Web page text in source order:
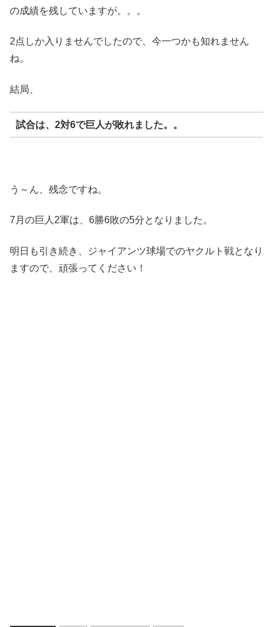
の成績を残していますが。。。
2点しか入りませんでしたので、今一つかも知れません
ね。
結局、
試合は、2対6で巨人が敗れました。。
う～ん、残念ですね。
7月の巨人2軍は、6勝6敗の5分となりました。
明日も引き続き、ジャイアンツ球場でのヤクルト戦となり
ますので、頑張ってください！